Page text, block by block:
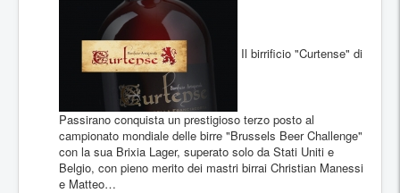
Il birrificio "Curtense" di
Passirano conquista un prestigioso terzo posto al
campionato mondiale delle birre "Brussels Beer Challenge"
con la sua Brixia Lager, superato solo da Stati Uniti e
Belgio, con pieno merito dei mastri birrai Christian Manessi
e Matteo…